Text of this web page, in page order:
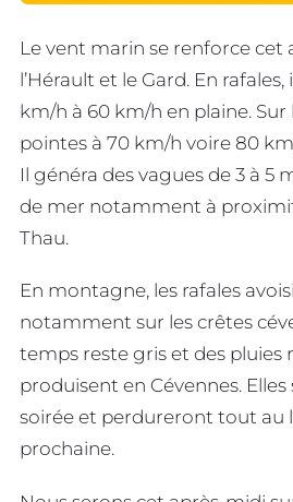
Le vent marin se renforce cet
l’Hérault et le Gard. En
km/h à 60 km/h en plaine. Sur
pointes à 70 km/h voire 80
Il généra des vagues de 3 à 5
de mer notamment à
Thau.
En montagne, les rafales
notamment sur les crêtes
temps reste gris et des pluies
produisent en Cévennes.
soirée et perdureront tout au
prochaine.